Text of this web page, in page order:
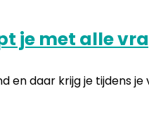
je met alle
daar krijg je tijdens je